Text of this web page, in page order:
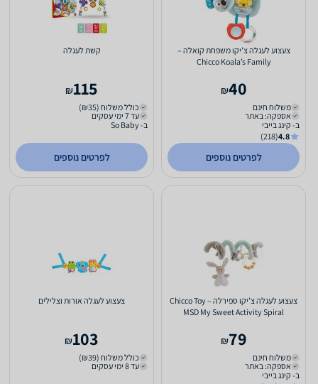
צעצוע לעגלה צ’יקו משפחת קואלה –
Chicco Koala’s Family
40
₪
משלוח חינם
אספקה: באתר
ב- קינג בייבי
4.8
(218)
לפרטים נוספים
קשת לעגלה
115
₪
כולל משלוח (₪35)
עד 7 ימי עסקים
ב- So Baby
לפרטים נוספים
צעצוע לעגלה צ’יקו ספירלה – Chicco Toy
MSD My Sweet Activity Spiral
79
₪
משלוח חינם
אספקה: באתר
ב- קינג בייבי
צעצוע לעגלה אורות וצלילים
103
₪
כולל משלוח (₪39)
עד 8 ימי עסקים